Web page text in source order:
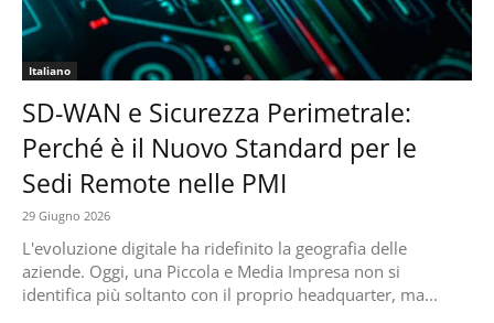
Italiano
SD-WAN e Sicurezza Perimetrale:
Perché è il Nuovo Standard per le
Sedi Remote nelle PMI
29 Giugno 2026
L'evoluzione digitale ha ridefinito la geografia delle
aziende. Oggi, una Piccola e Media Impresa non si
identifica più soltanto con il proprio headquarter, ma...